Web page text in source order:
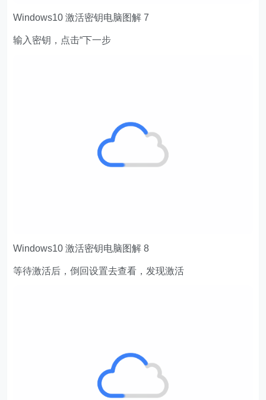
Windows10 激活密钥电脑图解 7
输入密钥，点击“下一步
Windows10 激活密钥电脑图解 8
等待激活后，倒回设置去查看，发现激活